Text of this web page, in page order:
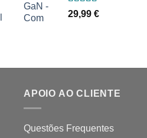
Avaliação
5.00
29,99 €
APOIO AO CLIENTE
Questões Frequentes